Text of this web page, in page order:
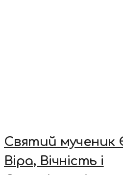
Святий мученик
Віра, Вічність і